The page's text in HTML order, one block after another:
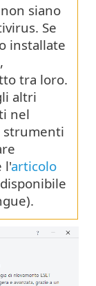
siano
Se
installate
tra loro.
altri
nel
strumenti
l'articolo